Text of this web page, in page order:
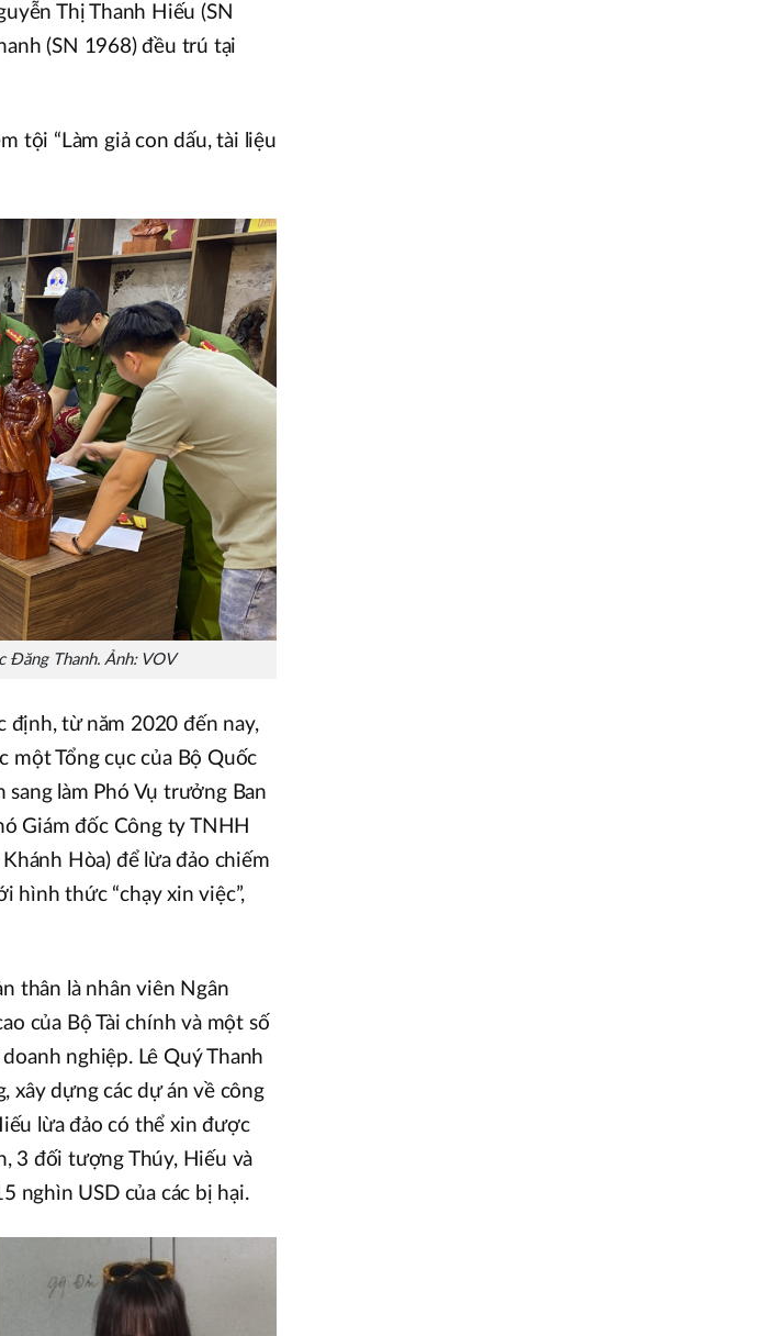
Thị Thanh Hiếu (SN
(SN 1968) đều trú tại
tội “Làm giả con dấu, tài liệu
Đăng Thanh. Ảnh: VOV
định, từ năm 2020 đến nay,
một Tổng cục của Bộ Quốc
làm Phó Vụ trưởng Ban
Giám đốc Công ty TNHH
Hòa) để lừa đảo chiếm
hình thức “chạy xin việc”,
thân là nhân viên Ngân
của Bộ Tài chính và một số
nghiệp. Lê Quý Thanh
xây dựng các dự án về công
lừa đảo có thể xin được
3 đối tượng Thúy, Hiếu và
nghìn USD của các bị hại.